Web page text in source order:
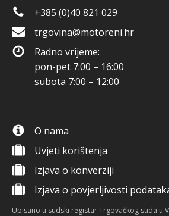
+385 (0)40 821 029
trgovina@motoreni.hr
Radno vrijeme:
pon-pet 7:00 – 16:00
subota 7:00 – 12:00
O nama
Uvjeti korištenja
Izjava o konverziji
Izjava o povjerljivosti
Upisano u sudski registar Trgovačkog suda u